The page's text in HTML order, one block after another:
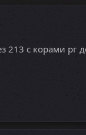
213 с корами рг